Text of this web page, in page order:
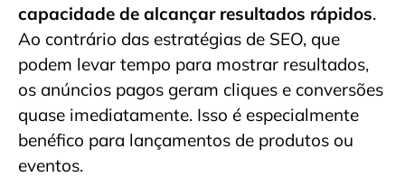
capacidade de alcançar resultados rápidos.
Ao contrário das estratégias de SEO, que
podem levar tempo para mostrar resultados,
os anúncios pagos geram cliques e conversões
quase imediatamente. Isso é especialmente
benéfico para lançamentos de produtos ou
eventos.